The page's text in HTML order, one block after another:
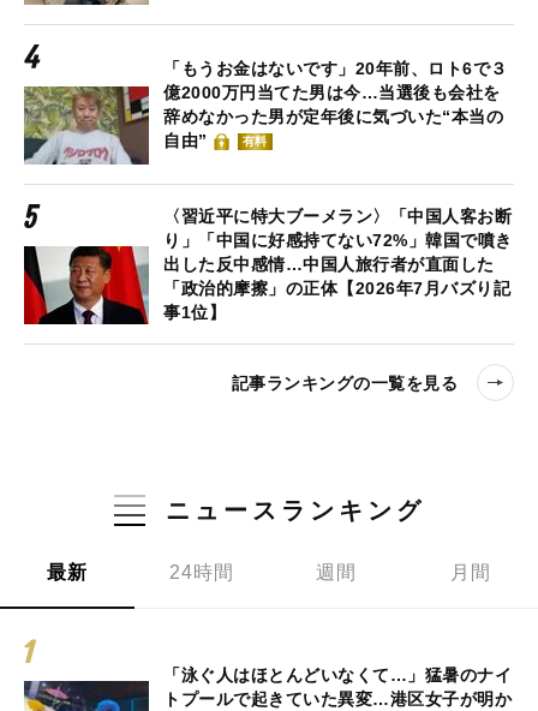
「もうお金はないです」20年前、ロト6で３
億2000万円当てた男は今…当選後も会社を
辞めなかった男が定年後に気づいた“本当の
自由”
有料
〈習近平に特大ブーメラン〉「中国人客お断
り」「中国に好感持てない72%」韓国で噴き
出した反中感情…中国人旅行者が直面した
「政治的摩擦」の正体【2026年7月バズり記
事1位】
記事ランキングの一覧を見る
ニュースランキング
最新 24時間 週間 月間
「泳ぐ人はほとんどいなくて…」猛暑のナイ
トプールで起きていた異変…港区女子が明か